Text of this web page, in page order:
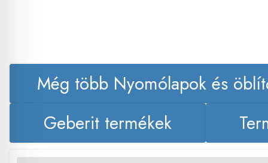
Még több Nyomólapok és
Geberit termékek